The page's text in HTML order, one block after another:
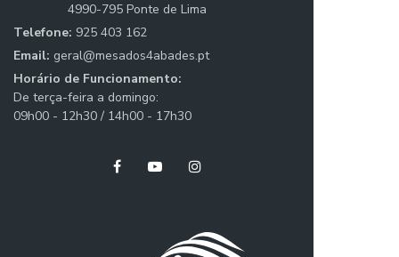
4990-795 Ponte de Lima
Telefone: 925 403 162
Email: geral@mesados4abades.pt
Horário de Funcionamento:
De terça-feira a domingo:
09h00 - 12h30 / 14h00 - 17h30